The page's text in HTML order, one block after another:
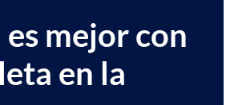
mejor con
en la